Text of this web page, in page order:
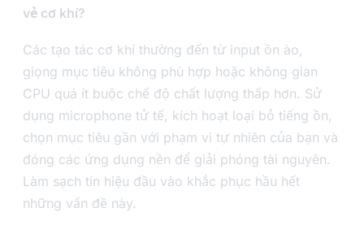
vẻ cơ khí?
Các tạo tác cơ khí thường đến từ input ồn ào,
giọng mục tiêu không phù hợp hoặc không gian
CPU quá ít buộc chế độ chất lượng thấp hơn. Sử
dụng microphone tử tế, kích hoạt loại bỏ tiếng ồn,
chọn mục tiêu gần với phạm vi tự nhiên của bạn và
đóng các ứng dụng nền để giải phóng tài nguyên.
Làm sạch tín hiệu đầu vào khắc phục hầu hết
những vấn đề này.